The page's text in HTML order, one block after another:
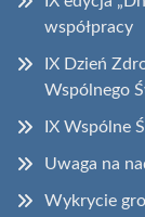
współpracy
IX Dzień
Wspólnego
IX Wspólne
Uwaga na
Wykrycie